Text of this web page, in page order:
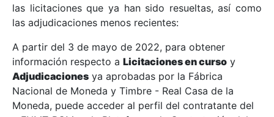
Mostrar/Ocultar
Mostrar/Ocultar
las licitaciones que ya han sido resueltas, así como
las adjudicaciones menos recientes:
A partir del 3 de mayo de 2022, para obtener
información respecto a Licitaciones en curso y
Adjudicaciones ya aprobadas por la Fábrica
Nacional de Moneda y Timbre - Real Casa de la
Moneda, puede acceder al perfil del contratante del